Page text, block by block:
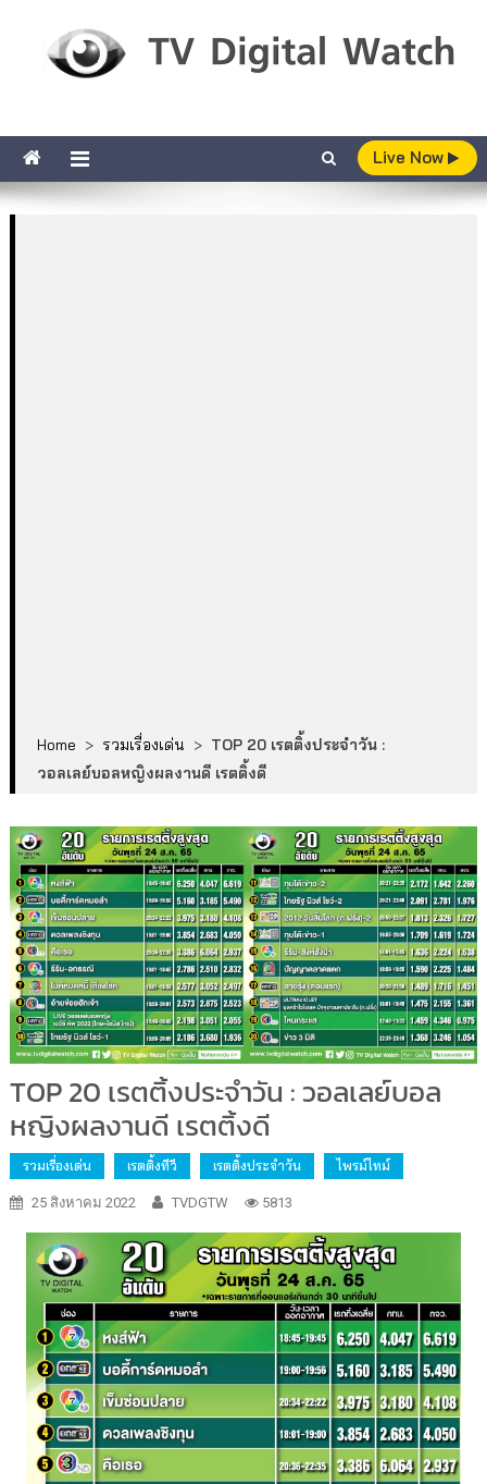
Live Now
Home > รวมเรื่องเด่น > TOP 20 เรตติ้งประจำวัน :
วอลเลย์บอลหญิงผลงานดี เรตติ้งดี
TOP 20 เรตติ้งประจำวัน : วอลเลย์บอล
หญิงผลงานดี เรตติ้งดี
รวมเรื่องเด่น เรตติ้งทีวี เรตติ้งประจำวัน ไพรม์ไทม์
25 สิงหาคม 2022 TVDGTW 5813